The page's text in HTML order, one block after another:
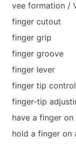
vee formation /
finger cutout
finger grip
finger groove
finger lever
finger tip control
finger-tip
have a finger
hold a finger on